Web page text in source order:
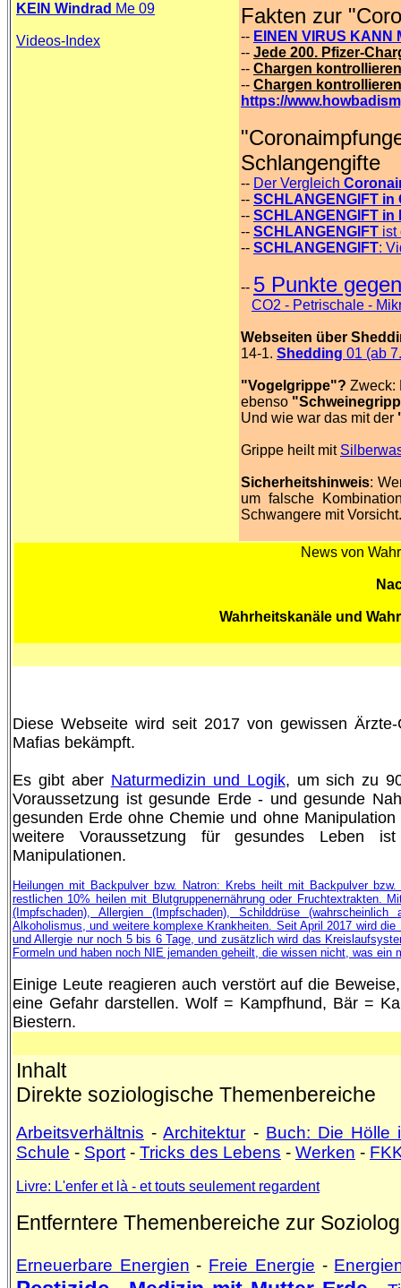
KEIN Windrad Me 09
Videos-Index
Fakten zur
-- EINEN VIRUS KANN
-- Jede 200. Pfizer-
-- Chargen kontrollieren
-- Chargen kontrollieren
https://
Schlangengifte
-- Der Vergleich
-- SCHLANGENGIFT
-- SCHLANGENGIFT in
-- SCHLANGENGIFT ist
-- SCHLANGENGIFT:
-- 5 Punkte
CO2 - Petrischale -
Webseiten über
14-1. Shedding 01 (ab
"Vogelgrippe"? Zweck:
ebenso
Und wie war das mit der
Grippe heilt mit
Sicherheitshinweis:
um falsche
Schwangere mit Vorsicht.
News von
Wahrheitskanäle und
Diese Webseite wird seit 2017 von gewissen
Mafias bekämpft.
Es gibt aber Naturmedizin und Logik, um sich zu
Voraussetzung ist gesunde Erde - und gesunde
gesunden Erde ohne Chemie und ohne
weitere Voraussetzung für gesundes Leben
Manipulationen.
Heilungen mit Backpulver bzw. Natron: Krebs heilt mit Backpulver
restlichen 10% heilen mit Blutgruppenernährung oder Fruchtextrakten.
(Impfschaden), Allergien (Impfschaden), Schilddrüse
Alkoholismus, und weitere komplexe Krankheiten. Seit April 2017 wird
und Allergie nur noch 5 bis 6 Tage, und zusätzlich wird das
Formeln und haben noch NIE jemanden geheilt, die wissen nicht, was ein
Einige Leute reagieren auch verstört auf die
eine Gefahr darstellen. Wolf = Kampfhund, Bär =
Biestern.
Inhalt
Direkte soziologische Themenbereiche
Arbeitsverhältnis -Architektur - Buch: Die Hölle
Schule - Sport - Tricks des Lebens - Werken -
Livre: L'enfer et là - et touts seulement regardent
Entferntere Themenbereiche zur
Erneuerbare Energien - Freie Energie -